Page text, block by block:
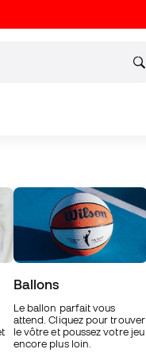
Ballons
Le ballon parfait vous
attend. Cliquez pour trouver
le vôtre et poussez votre jeu
encore plus loin.